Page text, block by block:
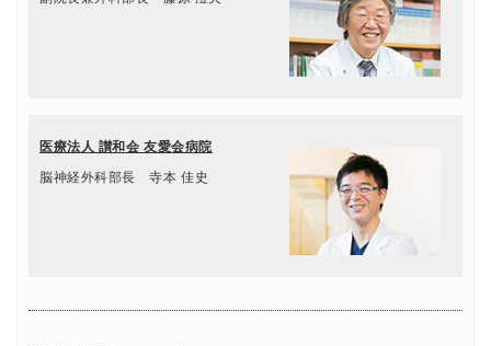
医療法人 讃和会 友愛会病院
脳神経外科部長 寺本 佳史